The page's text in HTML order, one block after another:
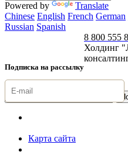
Powered by
Translate
Chinese English French German
Russian Spanish
Подписка на рассылку
8 800 555
Холдинг
Карта сайта